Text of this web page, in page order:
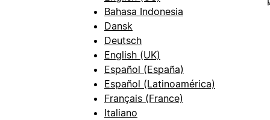
Bahasa Indonesia
Dansk
Deutsch
English (UK)
Español (España)
Español (Latinoamérica)
Français (France)
Italiano